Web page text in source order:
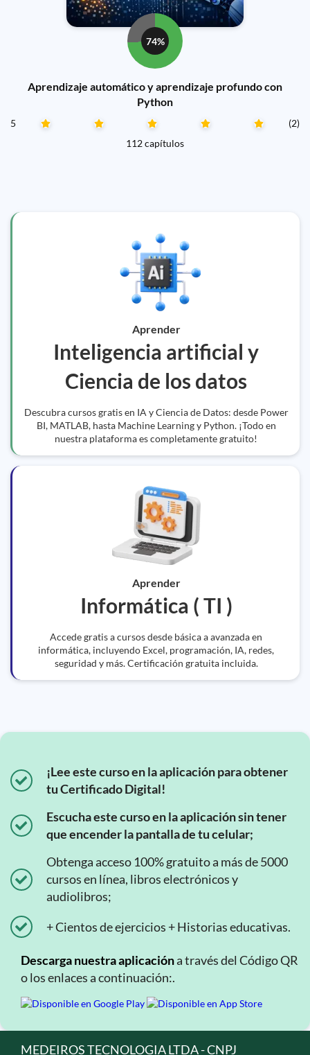
74%
Aprendizaje automático y aprendizaje profundo con
Python
5
(2)
112 capítulos
Aprender
Inteligencia artificial y
Ciencia de los datos
Descubra cursos gratis en IA y Ciencia de Datos: desde Power
BI, MATLAB, hasta Machine Learning y Python. ¡Todo en
nuestra plataforma es completamente gratuito!
Aprender
Informática ( TI )
Accede gratis a cursos desde básica a avanzada en
informática, incluyendo Excel, programación, IA, redes,
seguridad y más. Certificación gratuita incluida.
¡Lee este curso en la aplicación para obtener
tu Certificado Digital!
Escucha este curso en la aplicación sin tener
que encender la pantalla de tu celular;
Obtenga acceso 100% gratuito a más de 5000
cursos en línea, libros electrónicos y
audiolibros;
+ Cientos de ejercicios + Historias educativas.
Descarga nuestra aplicacióna través del Código QR
o los enlaces a continuación:.
MEDEIROS TECNOLOGIA LTDA - CNPJ